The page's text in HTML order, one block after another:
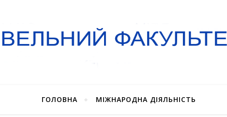
ГОЛОВНА МІЖНАРОДНА ДІЯЛЬНІСТЬ